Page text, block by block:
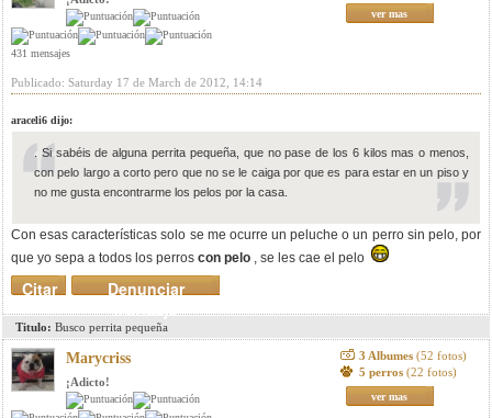
431 mensajes
ver mas
Publicado: Saturday 17 de March de 2012, 14:14
araceli6 dijo:
. Si sabéis de alguna perrita pequeña, que no pase de los 6 kilos mas o menos,
con pelo largo a corto pero que no se le caiga por que es para estar en un piso y
no me gusta encontrarme los pelos por la casa.
Con esas características solo se me ocurre un peluche o un perro sin pelo, por
que yo sepa a todos los perros con pelo , se les cae el pelo
Denunciar
mensaje
Citar
Titulo: Busco perrita pequeña
Marycriss
¡Adicto!
3 Albumes (52 fotos)
5 perros (22 fotos)
ver mas